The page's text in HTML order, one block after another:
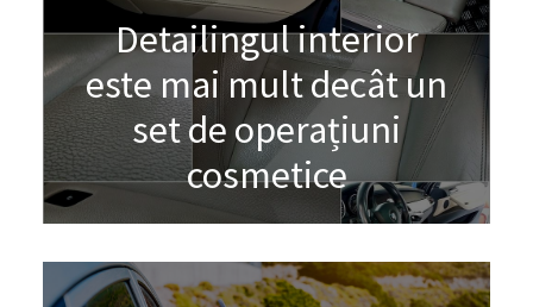
Detailingul interior
este mai mult decât un
set de operațiuni
cosmetice